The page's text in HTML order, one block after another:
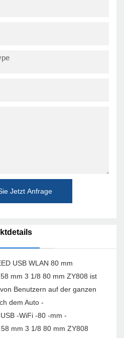
Jetzt Anfrage
USB WLAN 80 mm
mm 3 1/8 80 mm ZY808 ist
Benutzern auf der ganzen
dem Auto -
-WiFi -80 -mm -
mm 3 1/8 80 mm ZY808